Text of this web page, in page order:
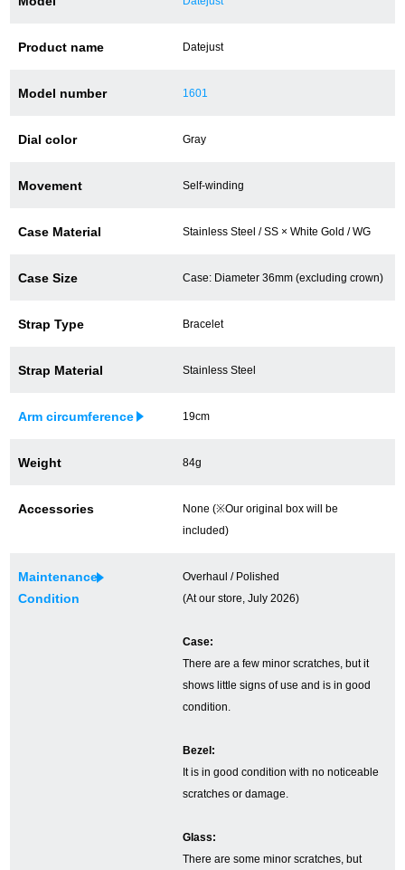
GINZA RASINの中古腕時計について
スタッフフォト
受賞歴
求人情報
GINZA RASIN公式ブログ
WEBマガジン 買取ブログ
SNS・動画
For Overseas Customers
简体中文
한국어
Product name Datejust
Model number 1601
Dial color Gray
Movement Self-winding
Case Material Stainless Steel / SS × White Gold / WG
Case Size Case: Diameter 36mm (excluding crown)
Strap Type Bracelet
Strap Material Stainless Steel
Arm circumference 19cm
Weight 84g
Accessories
None (※Our original box will be
included)
Maintenance
Condition
Overhaul / Polished
(At our store, July 2026)
Case:
There are a few minor scratches, but it
shows little signs of use and is in good
condition.
Bezel:
It is in good condition with no noticeable
scratches or damage.
Glass:
There are some minor scratches, but